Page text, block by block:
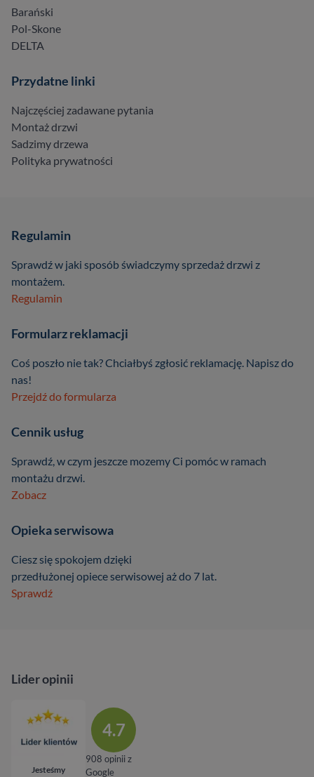
Barański
Pol-Skone
DELTA
Przydatne linki
Najczęściej zadawane pytania
Montaż drzwi
Sadzimy drzewa
Polityka prywatności
Regulamin
Sprawdź w jaki sposób świadczymy sprzedaż drzwi z
montażem.
Regulamin
Formularz reklamacji
Coś poszło nie tak? Chciałbyś zgłosić reklamację. Napisz do
nas!
Przejdź do formularza
Cennik usług
Sprawdź, w czym jeszcze mozemy Ci pomóc w ramach
montażu drzwi.
Zobacz
Opieka serwisowa
Ciesz się spokojem dzięki
przedłużonej opiece serwisowej aż do 7 lat.
Sprawdź
Lider opinii
Jesteśmy
4.7
908 opinii z
Google